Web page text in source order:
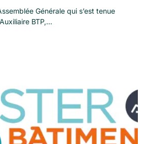
Générale qui s’est tenue
BTP,...